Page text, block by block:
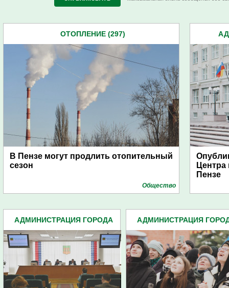
ОТОПЛЕНИЕ (297)
В Пензе могут продлить отопительный
сезон
Общество
Пензе
АДМИНИСТРАЦИЯ ГОРОДА
АДМИНИСТРАЦИЯ